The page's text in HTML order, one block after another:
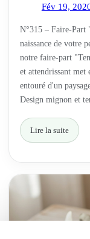
Fév 19,
N°315 – Faire-Part
naissance de votre
notre faire-part
et attendrissant met
entouré d'un
Design mignon et
Lire la suite